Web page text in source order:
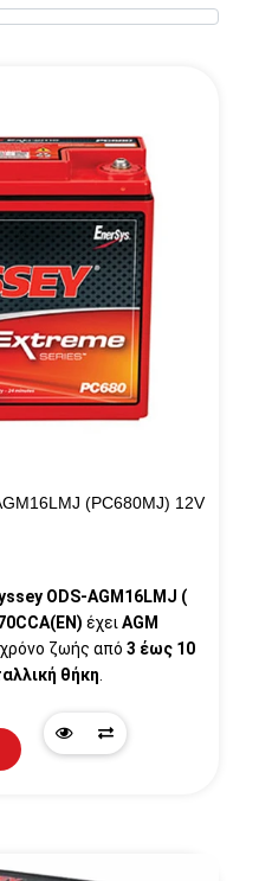
(PC680MJ) 12V
ODS-AGM16LMJ (
έχειAGM
ζωής από 3 έως 10
θήκη